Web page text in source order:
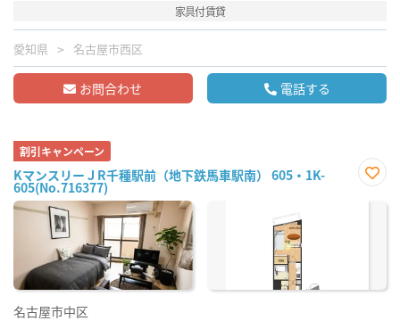
家具付賃貸
愛知県 名古屋市西区
お問合わせ 電話する
割引キャンペーン
KマンスリーＪR千種駅前（地下鉄馬車駅南） 605・1K-
605(No.716377)
に入
名古屋市中区